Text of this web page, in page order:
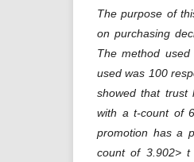
The purpose of
on purchasing
The method
used was 100
showed that trust
with a t-count of
promotion has a
count of 3.902>